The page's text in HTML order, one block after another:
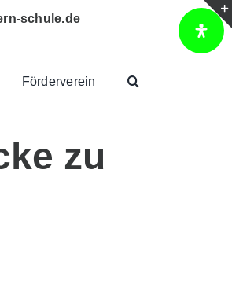
schule.de
Förderverein
zu